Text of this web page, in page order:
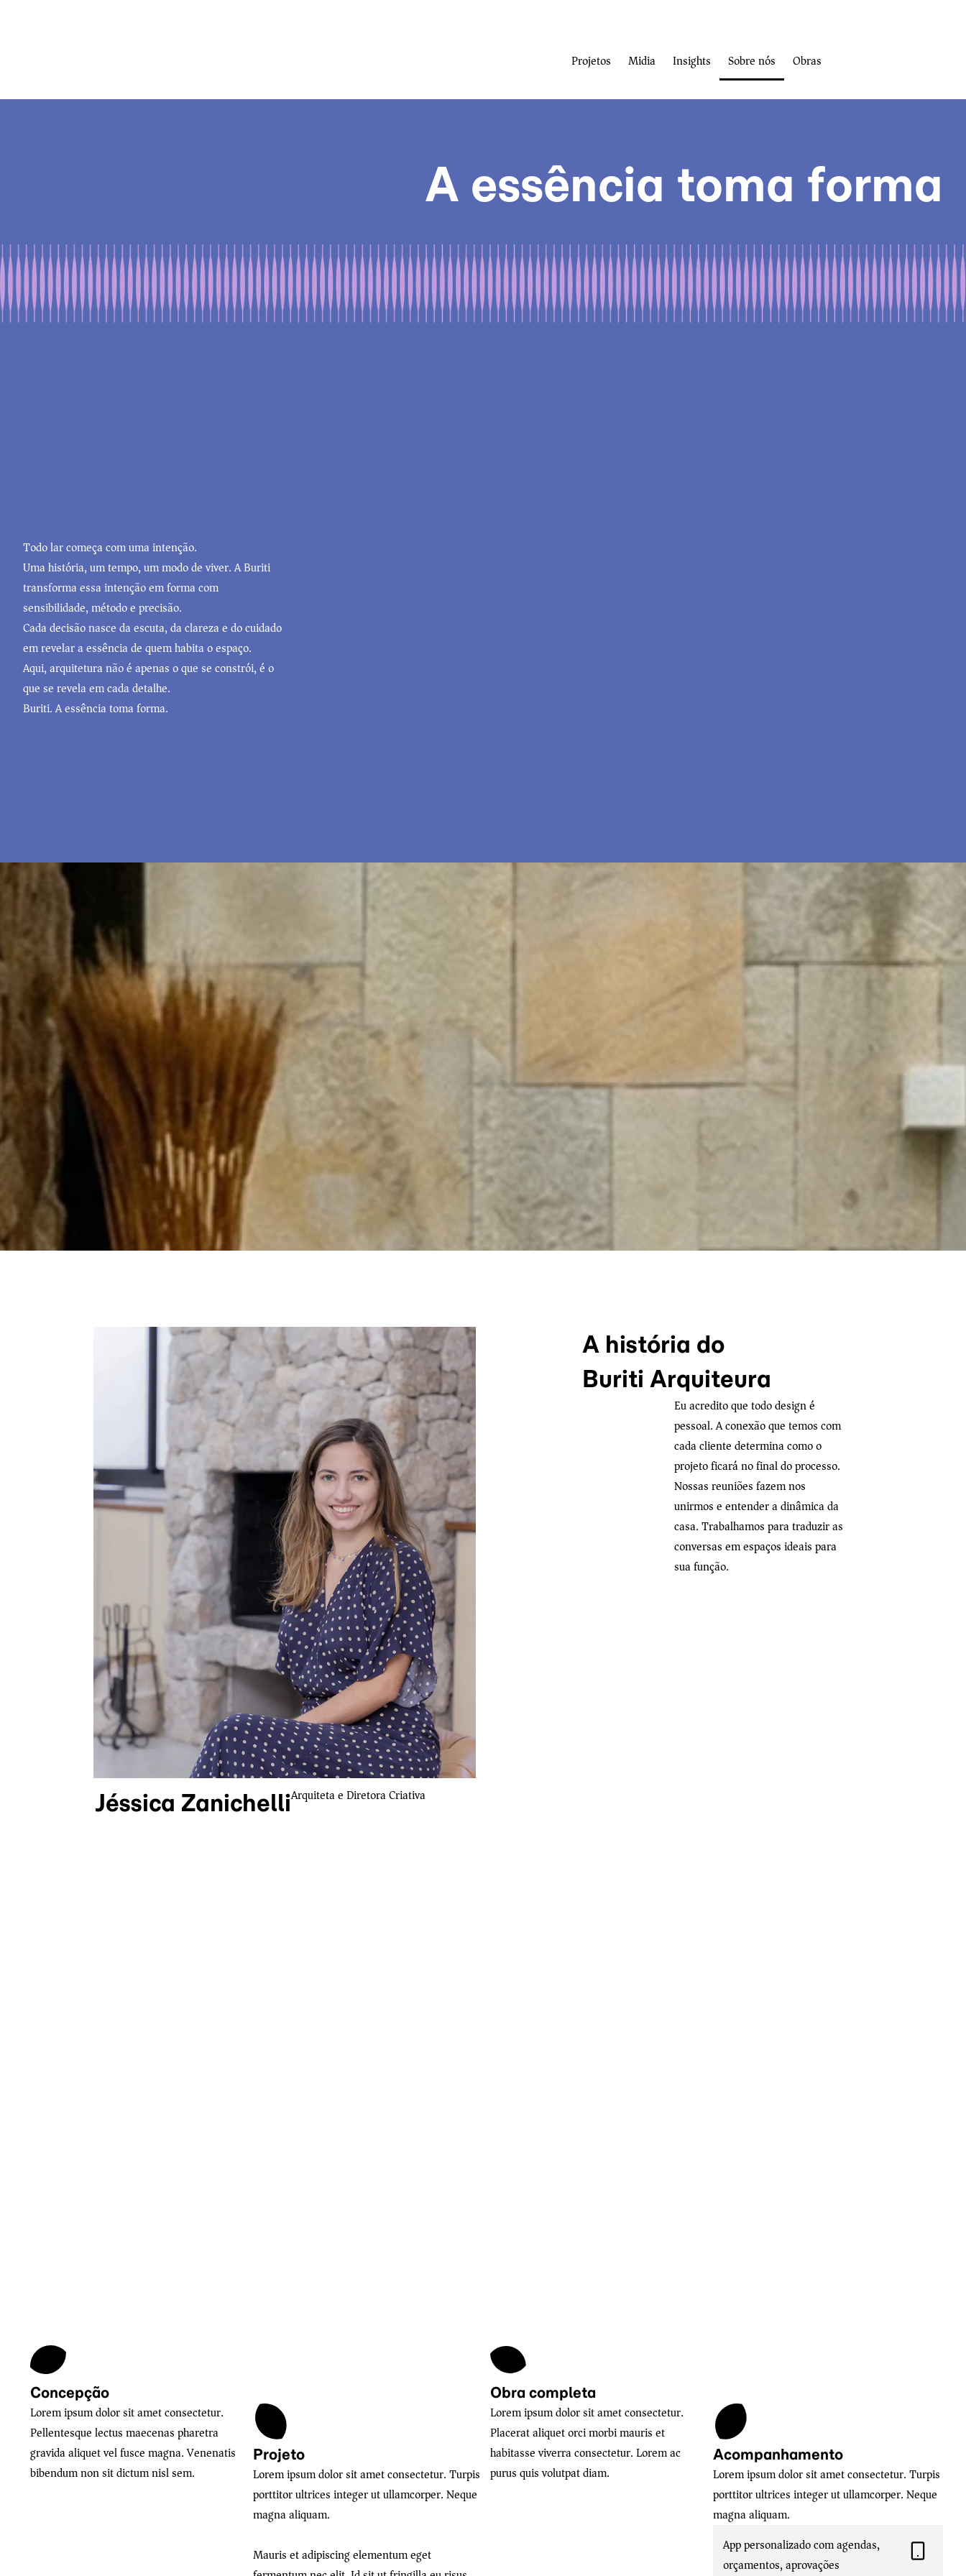
Projetos Midia Insights Sobre nós Obras
A essência toma forma
Todo lar começa com uma intenção.
Uma história, um tempo, um modo de viver. A Buriti
transforma essa intenção em forma com
sensibilidade, método e precisão.
Cada decisão nasce da escuta, da clareza e do cuidado
em revelar a essência de quem habita o espaço.
Aqui, arquitetura não é apenas o que se constrói, é o
que se revela em cada detalhe.
Buriti. A essência toma forma.
Jéssica ZanichelliArquiteta e Diretora Criativa
A história do
Buriti Arquiteura
Eu acredito que todo design é
pessoal. A conexão que temos com
cada cliente determina como o
projeto ficará no final do processo.
Nossas reuniões fazem nos
unirmos e entender a dinâmica da
casa. Trabalhamos para traduzir as
conversas em espaços ideais para
sua função.
Concepção
Lorem ipsum dolor sit amet consectetur.
Pellentesque lectus maecenas pharetra
gravida aliquet vel fusce magna. Venenatis
bibendum non sit dictum nisl sem.
Projeto
Lorem ipsum dolor sit amet consectetur. Turpis
porttitor ultrices integer ut ullamcorper. Neque
magna aliquam.
Mauris et adipiscing elementum eget
Obra completa
Lorem ipsum dolor sit amet consectetur.
Placerat aliquet orci morbi mauris et
habitasse viverra consectetur. Lorem ac
purus quis volutpat diam.
Acompanhamento
Lorem ipsum dolor sit amet consectetur. Turpis
porttitor ultrices integer ut ullamcorper. Neque
magna aliquam.
App personalizado com agendas,
orçamentos, aprovações